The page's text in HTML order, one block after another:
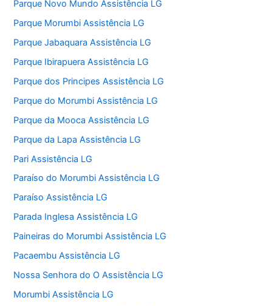
Parque Novo Mundo Assistência LG
Parque Morumbi Assistência LG
Parque Jabaquara Assistência LG
Parque Ibirapuera Assistência LG
Parque dos Principes Assistência LG
Parque do Morumbi Assistência LG
Parque da Mooca Assistência LG
Parque da Lapa Assistência LG
Pari Assistência LG
Paraíso do Morumbi Assistência LG
Paraíso Assistência LG
Parada Inglesa Assistência LG
Paineiras do Morumbi Assistência LG
Pacaembu Assistência LG
Nossa Senhora do O Assistência LG
Morumbi Assistência LG